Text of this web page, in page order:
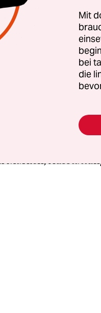
standen auf dem
einen neuen
es noch Pleiten,
unser Eis essen –
öffnete sich, der
stieg ein. In den
Marken,
Mit
bei
die